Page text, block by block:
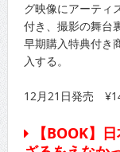
グ映像にアーティ
付き、撮影の舞台
早期購入特典付き
入する。
12月21日発売
【BOOK】